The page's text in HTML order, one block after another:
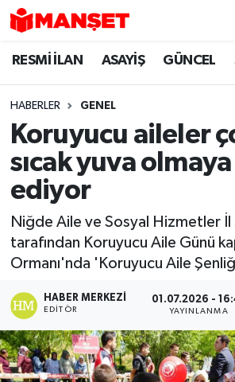
RESMİ İLAN ASAYİŞ GÜNCEL
HABERLER GENEL
Koruyucu aileler
sıcak yuva
ediyor
Niğde Aile ve Sosyal Hizmetler
tarafından Koruyucu Aile Günü
Ormanı'nda 'Koruyucu Aile
HABER MERKEZI
EDITÖR
01.07.2026 -
YAYINLANMA
Hava Durumu
Trafik Durumu
Süper Lig Puan Durumu ve
Tüm Manşetler
Son Dakika Haberleri
Haber Arşivi